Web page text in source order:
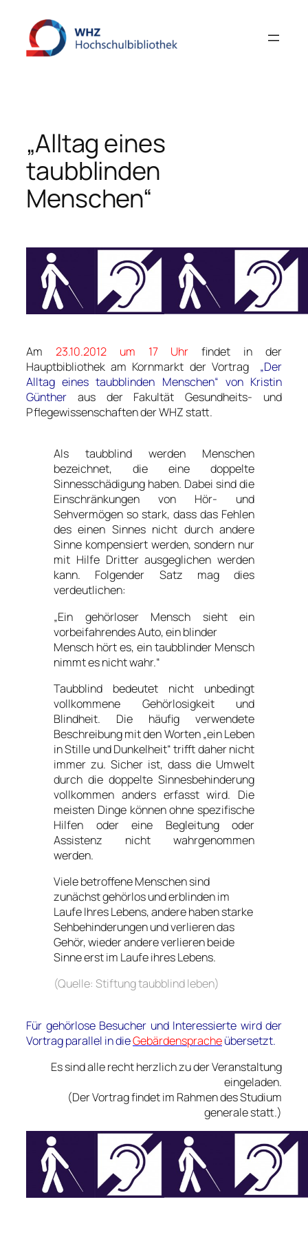
Inhalt
springen
„Alltag eines
taubblinden
Menschen“
Am 23.10.2012 um 17 Uhr findet in der
Hauptbibliothek am Kornmarkt der Vortrag
„Der
Alltag eines taubblinden Menschen“ von Kristin
Günther aus der Fakultät Gesundheits- und
Pflegewissenschaften der WHZ statt.
Als taubblind werden Menschen
bezeichnet, die eine doppelte
Sinnesschädigung haben. Dabei sind die
Einschränkungen von Hör- und
Sehvermögen so stark, dass das Fehlen
des einen Sinnes nicht durch andere
Sinne kompensiert werden, sondern nur
mit Hilfe Dritter ausgeglichen werden
kann. Folgender Satz mag dies
verdeutlichen:
„Ein gehörloser Mensch sieht ein
vorbeifahrendes Auto, ein blinder
Mensch hört es, ein taubblinder Mensch
nimmt es nicht wahr.“
Taubblind bedeutet nicht unbedingt
vollkommene Gehörlosigkeit und
Blindheit. Die häufig verwendete
Beschreibung mit den Worten „ein Leben
in Stille und Dunkelheit“ trifft daher nicht
immer zu. Sicher ist, dass die Umwelt
durch die doppelte Sinnesbehinderung
vollkommen anders erfasst wird. Die
meisten Dinge können ohne spezifische
Hilfen oder eine Begleitung oder
Assistenz nicht wahrgenommen
werden.
Viele betroffene Menschen sind
zunächst gehörlos und erblinden im
Laufe Ihres Lebens, andere haben starke
Sehbehinderungen und verlieren das
Gehör, wieder andere verlieren beide
Sinne erst im Laufe ihres Lebens.
(Quelle: Stiftung taubblind leben)
Für gehörlose Besucher und Interessierte wird der
Vortrag parallel in dieGebärdenspracheübersetzt.
Es sind alle recht herzlich zu der Veranstaltung
eingeladen.
(Der Vortrag findet im Rahmen des Studium
generale statt.)